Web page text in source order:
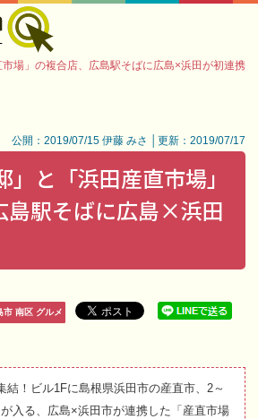
場」の複合店、広島駅そばに広島×浜田が初連携
公開：2019/07/15 伊藤 みさ │更新：2019/07/17
」と「浜田産直市場」
島駅そばに広島×浜田
市 南区 グルメ
結！ビル1Fに島根県浜田市の産直市、2～
入る、広島×浜田市が連携した「産直市場